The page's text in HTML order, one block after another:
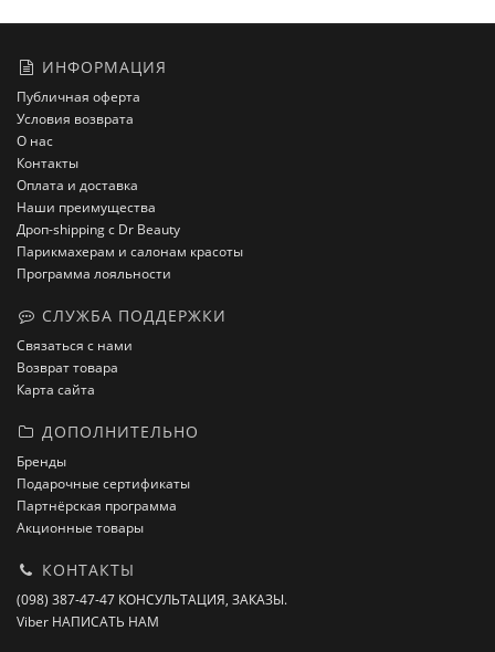
ИНФОРМАЦИЯ
Публичная оферта
Условия возврата
О нас
Контакты
Оплата и доставка
Наши преимущества
Дроп-shipping с Dr Beauty
Парикмахерам и салонам красоты
Программа лояльности
СЛУЖБА ПОДДЕРЖКИ
Связаться с нами
Возврат товара
Карта сайта
ДОПОЛНИТЕЛЬНО
Бренды
Подарочные сертификаты
Партнёрская программа
Акционные товары
КОНТАКТЫ
(098) 387-47-47 КОНСУЛЬТАЦИЯ, ЗАКАЗЫ.
Viber НАПИСАТЬ НАМ